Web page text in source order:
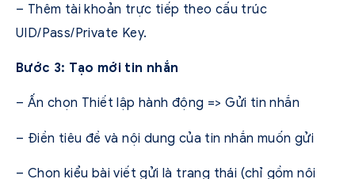
– Thêm tài khoản trực tiếp theo cấu trúc
UID/Pass/Private Key.
Bước 3: Tạo mới tin nhắn
– Ấn chọn Thiết lập hành động => Gửi tin nhắn
– Điền tiêu đề và nội dung của tin nhắn muốn gửi
– Chọn kiểu bài viết gửi là trạng thái (chỉ gồm nội